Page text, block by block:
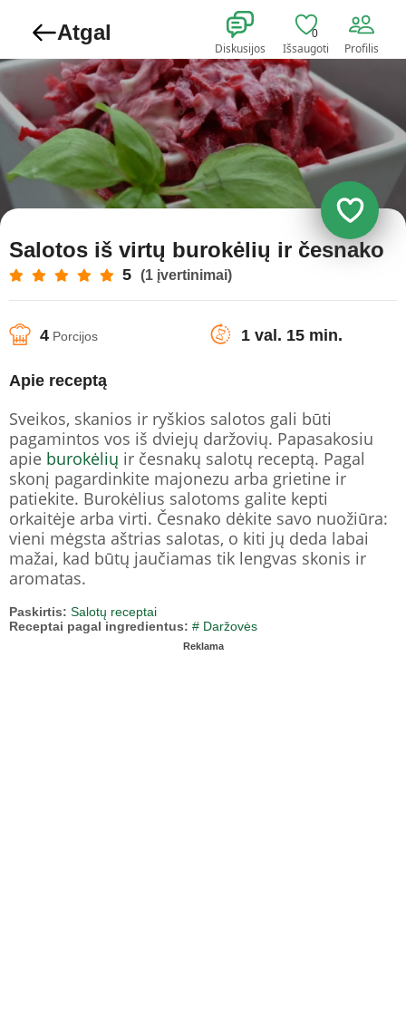
Atgal
Diskusijos
0
Išsaugoti Profilis
Salotos iš virtų burokėlių ir česnako
5 (1 įvertinimai)
4 Porcijos 1 val. 15 min.
Apie receptą
Sveikos, skanios ir ryškios salotos gali būti
pagamintos vos iš dviejų daržovių. Papasakosiu
apie burokėlių ir česnakų salotų receptą. Pagal
skonį pagardinkite majonezu arba grietine ir
patiekite. Burokėlius salotoms galite kepti
orkaitėje arba virti. Česnako dėkite savo nuožiūra:
vieni mėgsta aštrias salotas, o kiti jų deda labai
mažai, kad būtų jaučiamas tik lengvas skonis ir
aromatas.
Paskirtis: Salotų receptai
Receptai pagal ingredientus: # Daržovės
Reklama